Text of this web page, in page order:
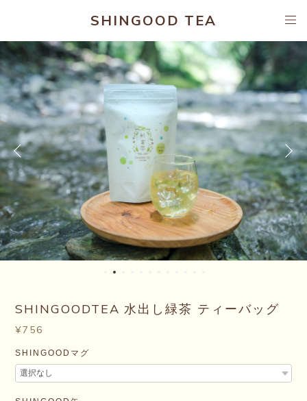
SHINGOOD TEA
SHINGOODTEA 水出し緑茶 ティーバッグ
¥756
SHINGOODマグ